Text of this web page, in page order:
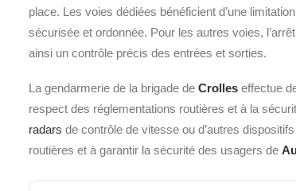
place. Les voies dédiées bénéficient d’une
sécurisée et ordonnée. Pour les autres voies,
ainsi un contrôle précis des entrées et sorties.
La gendarmerie de la brigade de Crolles effectue
respect des réglementations routières et à la
radars de contrôle de vitesse ou d’autres
routières et à garantir la sécurité des usagers de